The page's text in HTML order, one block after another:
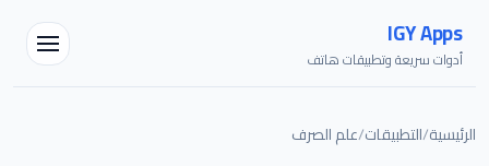
IGY Apps
أدوات سريعة وتطبيقات هاتف
الرئيسية/التطبيقات/علم الصرف